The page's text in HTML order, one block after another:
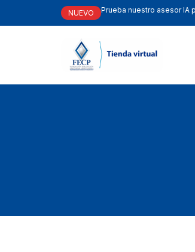
NUEVO Prueba nuestro asesor IA